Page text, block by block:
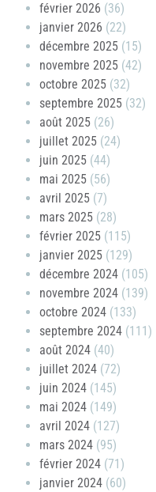
février 2026 (36)
janvier 2026 (22)
décembre 2025 (15)
novembre 2025 (42)
octobre 2025 (32)
septembre 2025 (32)
août 2025 (26)
juillet 2025 (24)
juin 2025 (44)
mai 2025 (56)
avril 2025 (7)
mars 2025 (28)
février 2025 (115)
janvier 2025 (129)
décembre 2024 (105)
novembre 2024 (139)
octobre 2024 (133)
septembre 2024 (111)
août 2024 (40)
juillet 2024 (72)
juin 2024 (145)
mai 2024 (149)
avril 2024 (127)
mars 2024 (95)
février 2024 (71)
janvier 2024 (60)